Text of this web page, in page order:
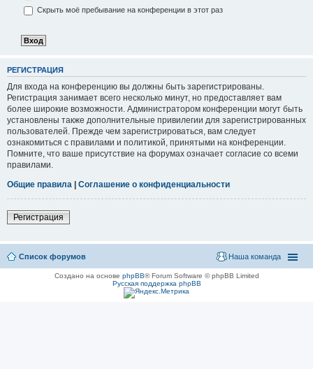
Скрыть моё пребывание на конференции в этот раз
РЕГИСТРАЦИЯ
Для входа на конференцию вы должны быть зарегистрированы.
Регистрация занимает всего несколько минут, но предоставляет вам
более широкие возможности. Администратором конференции могут быть
установлены также дополнительные привилегии для зарегистрированных
пользователей. Прежде чем зарегистрироваться, вам следует
ознакомиться с правилами и политикой, принятыми на конференции.
Помните, что ваше присутствие на форумах означает согласие со всеми
правилами.
Общие правила | Соглашение о конфиденциальности
Регистрация
Список форумов Наша команда
Создано на основе phpBB® Forum Software © phpBB Limited
Русская поддержка phpBB